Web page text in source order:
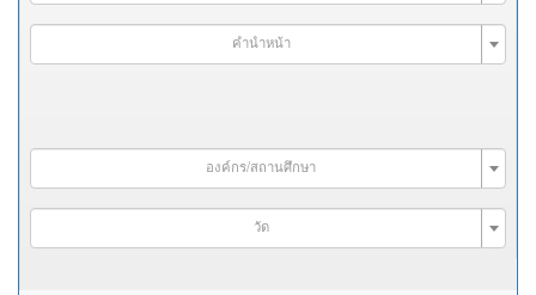
คำนำหน้า
องค์กร/สถานศึกษา
วัด